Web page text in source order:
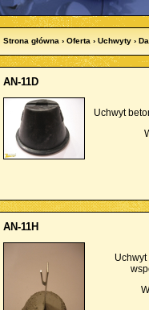
Strona główna › Oferta › Uchwyty ›
AN-11D
Uchwyt
AN-11H